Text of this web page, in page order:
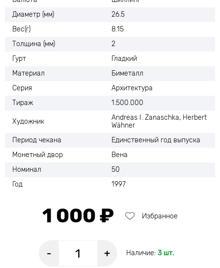
Диаметр (мм)
26.5
Вес(г)
8.15
Толщина (мм)
2
Гурт
Гладкий
Материал
Биметалл
Серия
Архитектура
Тираж
1.500.000
Художник
Andreas I. Zanaschka, Herbert
Wähner
Период чекана
Единственный год выпуска
Монетный двор
Вена
Номинал
50
Год
1997
1 000 ₽ Избранное
- + Наличие: 3 шт.